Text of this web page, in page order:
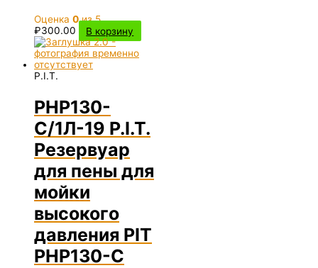
Оценка 0из 5
₽300.00 В корзину
P.I.T.
PHP130-
C/1Л-19 P.I.T.
Резервуар
для пены для
мойки
высокого
давления PIT
PHP130-C